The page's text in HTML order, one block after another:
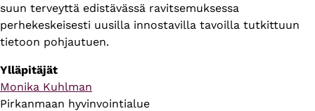
suun terveyttä edistävässä ravitsemuksessa
perhekeskeisesti uusilla innostavilla tavoilla tutkittuun
tietoon pohjautuen.
Ylläpitäjät
Monika Kuhlman
Pirkanmaan hyvinvointialue